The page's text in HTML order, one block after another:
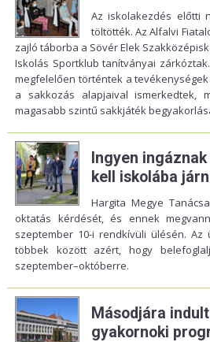
Az iskolakezdés előtti
töltötték. Az Alfalvi
zajló táborba a Sövér Elek
Iskolás Sportklub tanítványai
megfelelően történtek a
a sakkozás alapjaival ismerkedtek,
magasabb szintű sakkjáték
Ingyen
kell iskolába
Hargita Megye
oktatás kérdését, és ennek
szeptember 10-i rendkívüli ülésén.
többek között azért, hogy
szeptember–októberre.
Másodjára
gyakornoki